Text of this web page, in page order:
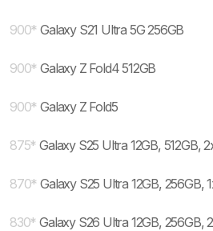
900* Galaxy S21 Ultra 5G 256GB
900* Galaxy Z Fold4 512GB
900* Galaxy Z Fold5
875* Galaxy S25 Ultra 12GB, 512GB,
870* Galaxy S25 Ultra 12GB, 256GB,
830* Galaxy S26 Ultra 12GB, 256GB,